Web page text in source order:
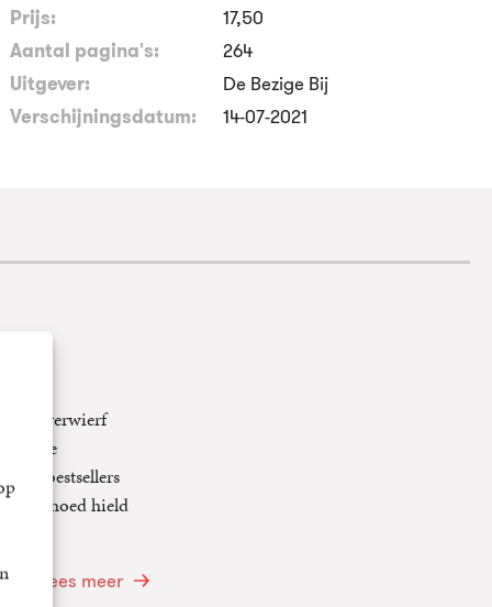
Prijs:
17,50
Aantal pagina's:
264
Uitgever:
De Bezige Bij
Verschijningsdatum:
14-07-2021
arts, verwierf
de
bestsellers
een hoed hield
Lees meer